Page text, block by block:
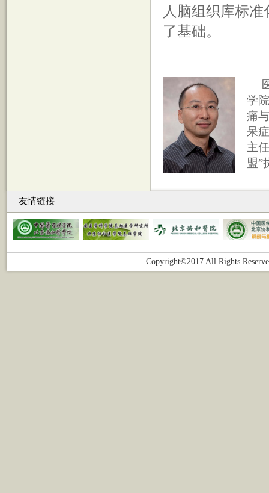
人脑组织库标
了基础。
学
痛
呆
主
盟”
友情链接
Copyright©2017 All Rights